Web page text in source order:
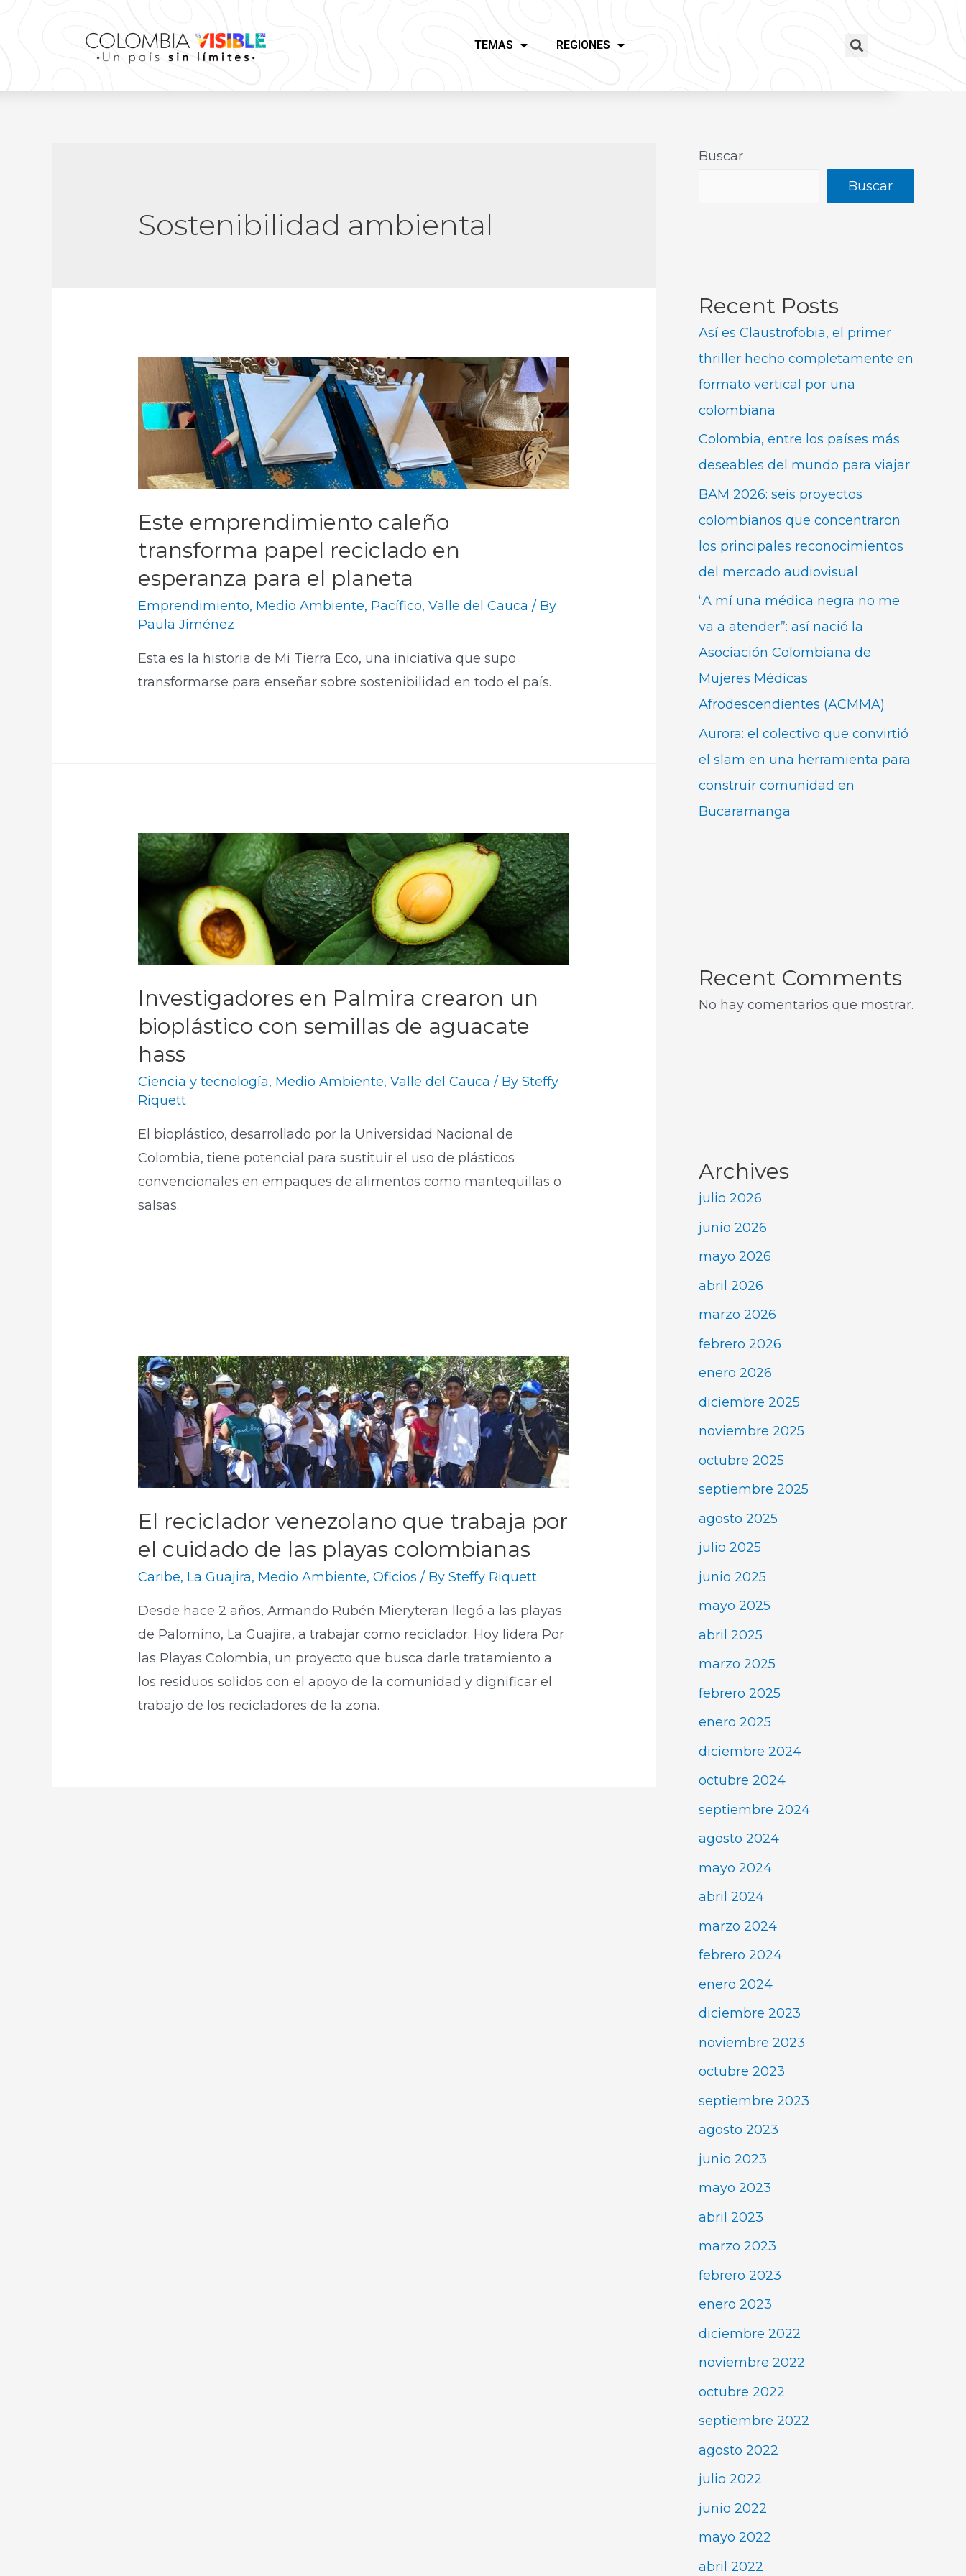
TEMAS REGIONES
Sostenibilidad ambiental
Este emprendimiento caleño
transforma papel reciclado en
esperanza para el planeta
Emprendimiento, Medio Ambiente, Pacífico,Valle del Cauca / By
Paula Jiménez
Esta es la historia de Mi Tierra Eco, una iniciativa que supo
transformarse para enseñar sobre sostenibilidad en todo el país.
Investigadores en Palmira crearon un
bioplástico con semillas de aguacate
hass
Ciencia y tecnología, Medio Ambiente,Valle del Cauca / BySteffy
Riquett
El bioplástico, desarrollado por la Universidad Nacional de
Colombia, tiene potencial para sustituir el uso de plásticos
convencionales en empaques de alimentos como mantequillas o
salsas.
El reciclador venezolano que trabaja por
el cuidado de las playas colombianas
Caribe, La Guajira, Medio Ambiente,Oficios / BySteffy Riquett
Desde hace 2 años, Armando Rubén Mieryteran llegó a las playas
de Palomino, La Guajira, a trabajar como reciclador. Hoy lidera Por
las Playas Colombia, un proyecto que busca darle tratamiento a
los residuos solidos con el apoyo de la comunidad y dignificar el
trabajo de los recicladores de la zona.
Buscar
Buscar
Recent Posts
Así es Claustrofobia, el primer
thriller hecho completamente en
formato vertical por una
colombiana
Colombia, entre los países más
deseables del mundo para viajar
BAM 2026: seis proyectos
colombianos que concentraron
los principales reconocimientos
del mercado audiovisual
“A mí una médica negra no me
va a atender”: así nació la
Asociación Colombiana de
Mujeres Médicas
Afrodescendientes (ACMMA)
Aurora: el colectivo que convirtió
el slam en una herramienta para
construir comunidad en
Bucaramanga
Recent Comments
No hay comentarios que mostrar.
Archives
julio 2026
junio 2026
mayo 2026
abril 2026
marzo 2026
febrero 2026
enero 2026
diciembre 2025
noviembre 2025
octubre 2025
septiembre 2025
agosto 2025
julio 2025
junio 2025
mayo 2025
abril 2025
marzo 2025
febrero 2025
enero 2025
diciembre 2024
octubre 2024
septiembre 2024
agosto 2024
mayo 2024
abril 2024
marzo 2024
febrero 2024
enero 2024
diciembre 2023
noviembre 2023
octubre 2023
septiembre 2023
agosto 2023
junio 2023
mayo 2023
abril 2023
marzo 2023
febrero 2023
enero 2023
diciembre 2022
noviembre 2022
octubre 2022
septiembre 2022
agosto 2022
julio 2022
junio 2022
mayo 2022
abril 2022